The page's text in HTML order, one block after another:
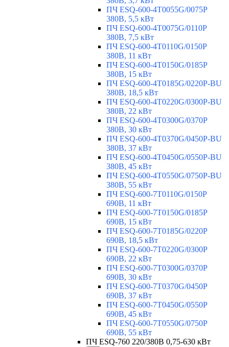
ПЧ ESQ-600-4T0055G/0075P
380В, 5,5 кВт
ПЧ ESQ-600-4T0075G/0110P
380В, 7,5 кВт
ПЧ ESQ-600-4T0110G/0150P
380В, 11 кВт
ПЧ ESQ-600-4T0150G/0185P
380В, 15 кВт
ПЧ ESQ-600-4T0185G/0220P-BU
380В, 18,5 кВт
ПЧ ESQ-600-4T0220G/0300P-BU
380В, 22 кВт
ПЧ ESQ-600-4T0300G/0370P
380В, 30 кВт
ПЧ ESQ-600-4T0370G/0450P-BU
380В, 37 кВт
ПЧ ESQ-600-4T0450G/0550P-BU
380В, 45 кВт
ПЧ ESQ-600-4T0550G/0750P-BU
380В, 55 кВт
ПЧ ESQ-600-7T0110G/0150P
690В, 11 кВт
ПЧ ESQ-600-7T0150G/0185P
690В, 15 кВт
ПЧ ESQ-600-7T0185G/0220P
690В, 18,5 кВт
ПЧ ESQ-600-7T0220G/0300P
690В, 22 кВт
ПЧ ESQ-600-7T0300G/0370P
690В, 30 кВт
ПЧ ESQ-600-7T0370G/0450P
690В, 37 кВт
ПЧ ESQ-600-7T0450G/0550P
690В, 45 кВт
ПЧ ESQ-600-7T0550G/0750P
690В, 55 кВт
ПЧ ESQ-760 220/380В 0,75-630 кВт